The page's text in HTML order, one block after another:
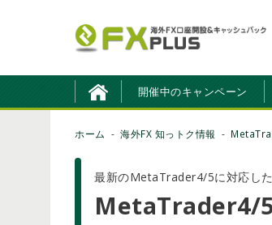
開催中のキャンペーン
ホーム 海外FX 知っトク情報
最新のMetaTrader4/5に対応し
MetaTrader4/